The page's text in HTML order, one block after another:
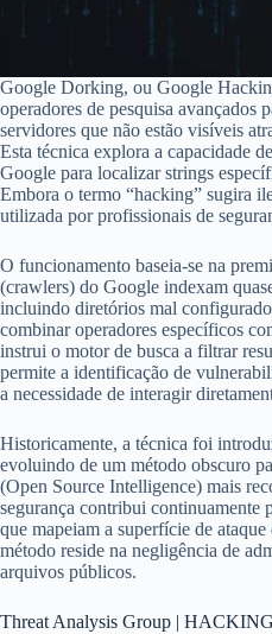
Google Dorking, ou Google
operadores de pesquisa avançados
servidores que não estão visíveis
Esta técnica explora a capacidade de
Google para localizar strings
Embora o termo “hacking” sugira
utilizada por profissionais de
O funcionamento baseia-se na
(crawlers) do Google indexam
incluindo diretórios mal
combinar operadores específicos
instrui o motor de busca a filtrar
permite a identificação de
a necessidade de interagir
Historicamente, a técnica foi
evoluindo de um método obscuro
(Open Source Intelligence) mais
segurança contribui continuamente
que mapeiam a superfície de
método reside na negligência de
arquivos públicos.
Threat Analysis Group |